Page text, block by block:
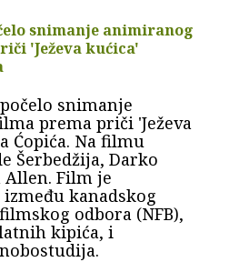
snimanje animiranog
'Ježeva kućica'
snimanje
prema priči 'Ježeva
Ćopića. Na filmu
Šerbedžija, Darko
Film je
kanadskog
odbora (NFB),
kipića, i